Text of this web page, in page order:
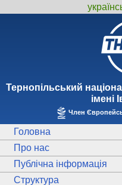
Тернопiльський
iменi
Член
Головна
Про нас
Публічна інформація
Структура